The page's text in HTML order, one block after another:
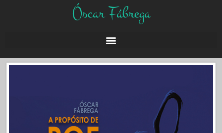
Óscar Fábrega